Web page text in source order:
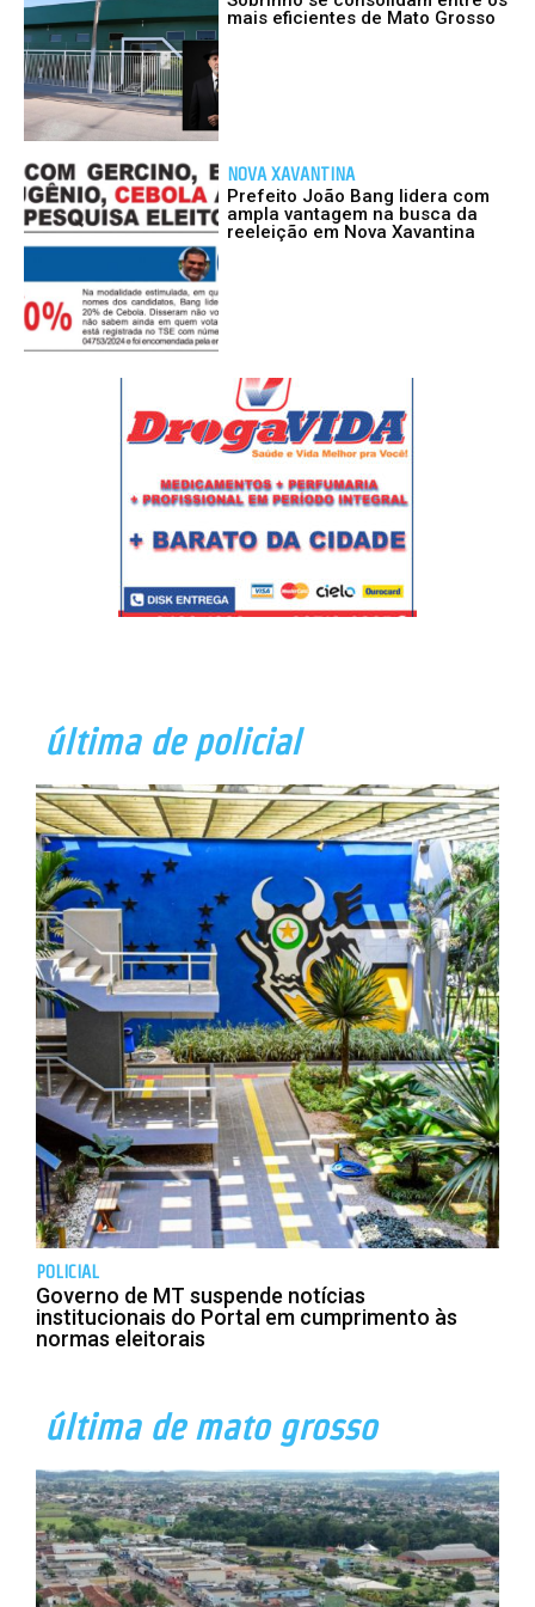
mais eficientes de Mato Grosso
NOVA XAVANTINA
Prefeito João Bang lidera com
ampla vantagem na busca da
reeleição em Nova Xavantina
última de policial
POLICIAL
Governo de MT suspende notícias
institucionais do Portal em cumprimento às
normas eleitorais
última de mato grosso